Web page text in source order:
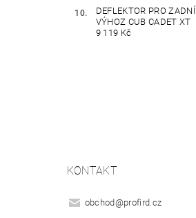
DEFLEKTOR PRO ZADNÍ
VÝHOZ CUB CADET XT
9 119 Kč
KONTAKT
obchod@profird.cz